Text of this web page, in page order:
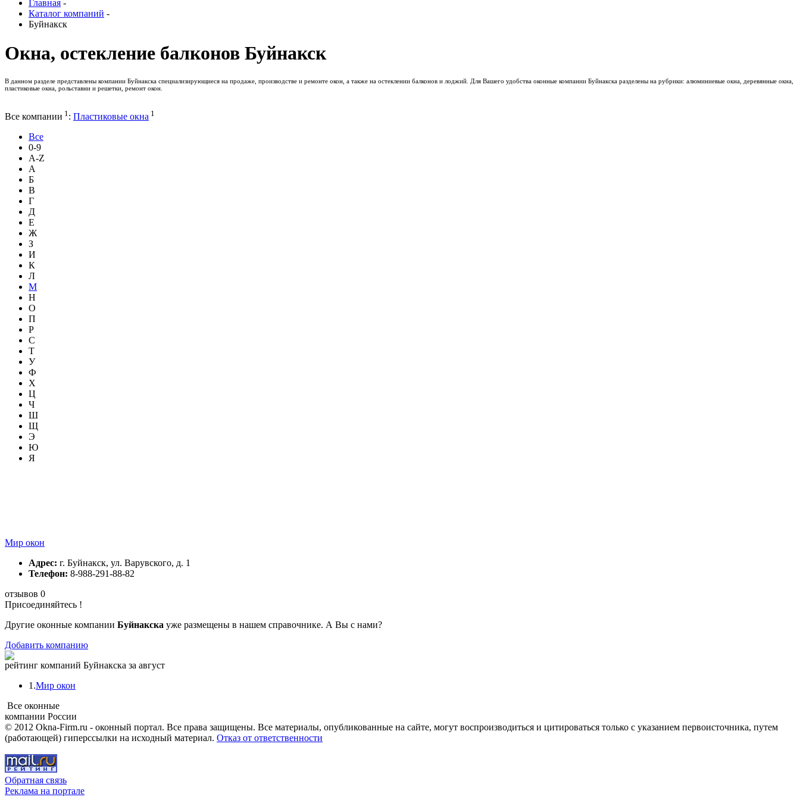
Главная -
Каталог компаний -
Буйнакск
Окна, остекление балконов Буйнакск
В данном разделе представлены компании Буйнакска специализирующиеся на продаже, производстве и ремонте окон, а также на остеклении балконов и лоджий. Для Вашего удобства оконные компании Буйнакска разделены на рубрики: алюминиевые окна, деревянные окна,
пластиковые окна, рольставни и решетки, ремонт окон.
Все компании 1 : Пластиковые окна 1
Все
0-9
A-Z
А
Б
В
Г
Д
Е
Ж
З
И
К
Л
М
Н
О
П
Р
С
Т
У
Ф
Х
Ц
Ч
Ш
Щ
Э
Ю
Я
Мир окон
Адрес: г. Буйнакск, ул. Варувского, д. 1
Телефон: 8-988-291-88-82
отзывов 0
Присоединяйтесь !
Другие оконные компании Буйнакска уже размещены в нашем справочнике. А Вы с нами?
Добавить компанию
рейтинг компаний Буйнакска за август
1.Мир окон
Все оконные
компании России
© 2012 Okna-Firm.ru - оконный портал. Все права защищены. Все материалы, опубликованные на сайте, могут воспроизводиться и цитироваться только с указанием первоисточника, путем
(работающей) гиперссылки на исходный материал. Отказ от ответственности
Обратная связь
Реклама на портале